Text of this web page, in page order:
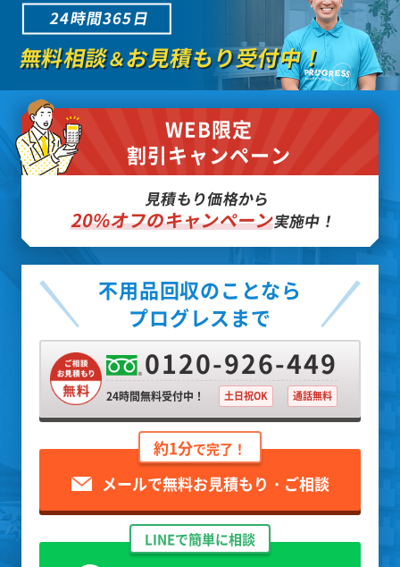
24時間365日
無料相談＆お見積もり受付中！
WEB限定
割引キャンペーン
見積もり価格から
20%オフのキャンペーン実施中！
不用品回収のことなら
プログレスまで
0120-926-449
24時間無料受付中！ 土日祝OK 通話無料
約1分で完了！
メールで無料お見積もり・ご相談
LINEで簡単に相談